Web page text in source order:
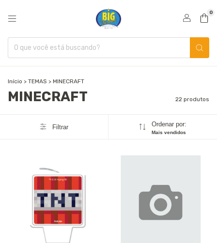
0
Início > TEMAS > MINECRAFT
MINECRAFT 22 produtos
Filtrar Ordenar por:
Mais vendidos